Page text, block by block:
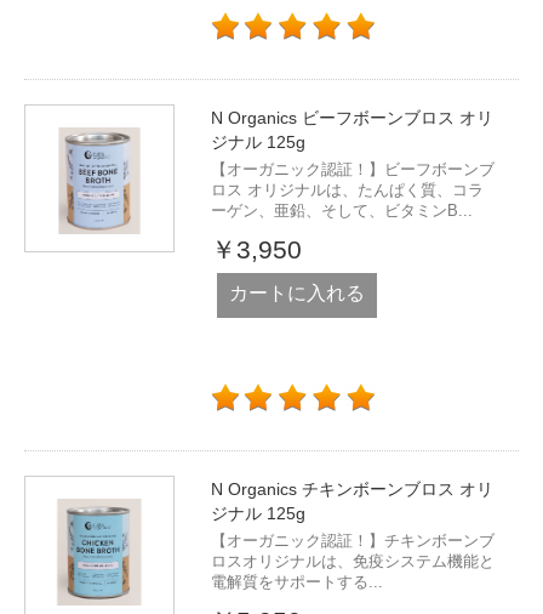
N Organics ビーフボーンブロス オリ
ジナル 125g
【オーガニック認証！】ビーフボーンブ
ロス オリジナルは、たんぱく質、コラ
ーゲン、亜鉛、そして、ビタミンB...
￥3,950
カートに入れる
N Organics チキンボーンブロス オリ
ジナル 125g
【オーガニック認証！】チキンボーンブ
ロスオリジナルは、免疫システム機能と
電解質をサポートする...